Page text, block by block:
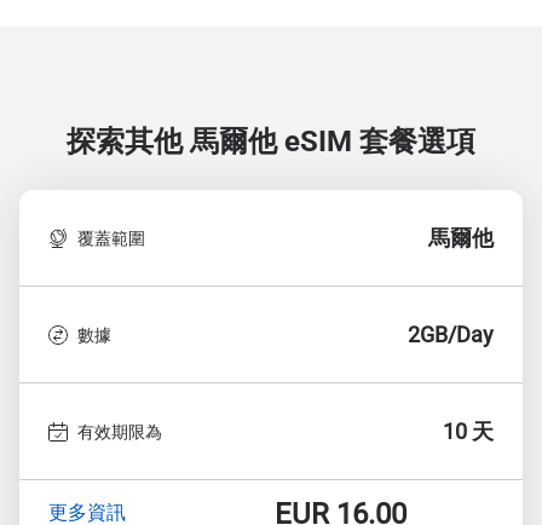
探索其他 馬爾他eSIM 套餐選項
覆蓋範圍 馬爾他
數據 2GB/Day
有效期限為 10 天
更多資訊 EUR16.00